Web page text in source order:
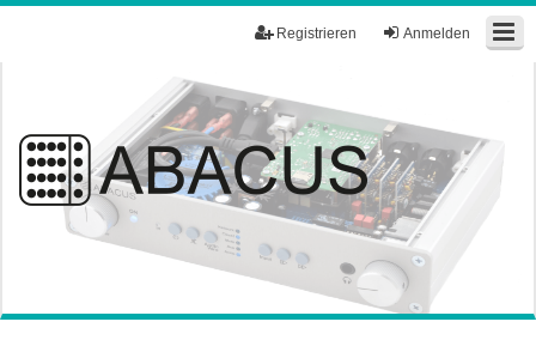
Anmelden
Registrieren